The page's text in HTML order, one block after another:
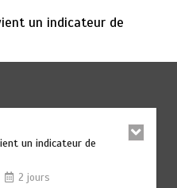
un indicateur de
un indicateur de
2 jours